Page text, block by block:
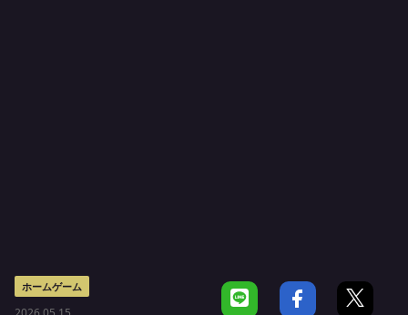
ホームゲーム